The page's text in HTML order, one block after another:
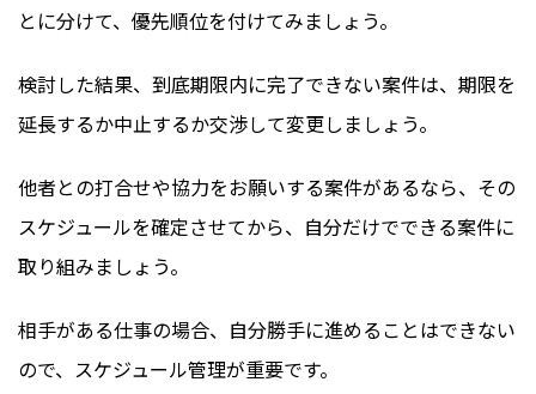
とに分けて、優先順位を付けてみましょう。
検討した結果、到底期限内に完了できない案件は、期限を
延長するか中止するか交渉して変更しましょう。
他者との打合せや協力をお願いする案件があるなら、その
スケジュールを確定させてから、自分だけでできる案件に
取り組みましょう。
相手がある仕事の場合、自分勝手に進めることはできない
ので、スケジュール管理が重要です。